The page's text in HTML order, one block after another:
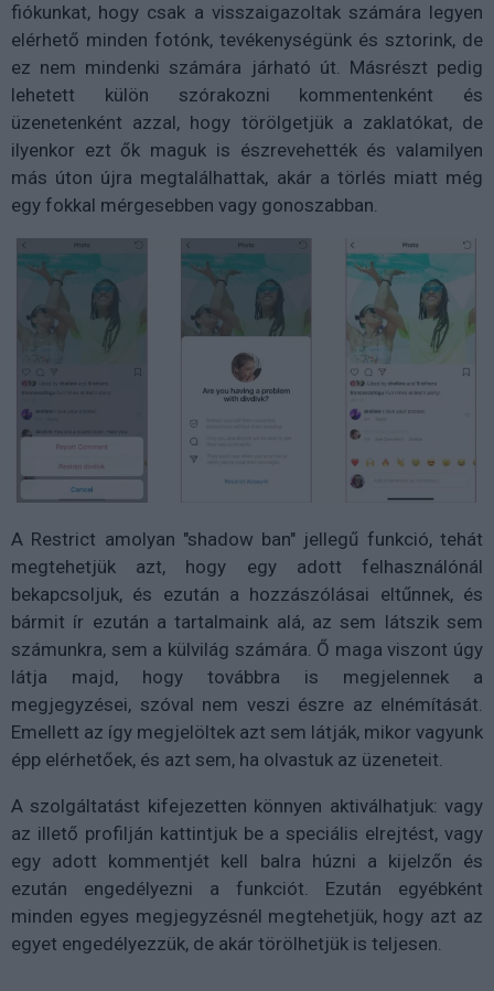
fiókunkat, hogy csak a visszaigazoltak számára legyen
elérhető minden fotónk, tevékenységünk és sztorink, de
ez nem mindenki számára járható út. Másrészt pedig
lehetett külön szórakozni kommentenként és
üzenetenként azzal, hogy törölgetjük a zaklatókat, de
ilyenkor ezt ők maguk is észrevehették és valamilyen
más úton újra megtalálhattak, akár a törlés miatt még
egy fokkal mérgesebben vagy gonoszabban.
A Restrict amolyan "shadow ban" jellegű funkció, tehát
megtehetjük azt, hogy egy adott felhasználónál
bekapcsoljuk, és ezután a hozzászólásai eltűnnek, és
bármit ír ezután a tartalmaink alá, az sem látszik sem
számunkra, sem a külvilág számára. Ő maga viszont úgy
látja majd, hogy továbbra is megjelennek a
megjegyzései, szóval nem veszi észre az elnémítását.
Emellett az így megjelöltek azt sem látják, mikor vagyunk
épp elérhetőek, és azt sem, ha olvastuk az üzeneteit.
A szolgáltatást kifejezetten könnyen aktiválhatjuk: vagy
az illető profilján kattintjuk be a speciális elrejtést, vagy
egy adott kommentjét kell balra húzni a kijelzőn és
ezután engedélyezni a funkciót. Ezután egyébként
minden egyes megjegyzésnél megtehetjük, hogy azt az
egyet engedélyezzük, de akár törölhetjük is teljesen.